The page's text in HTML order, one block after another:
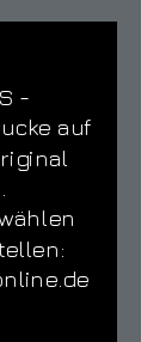
-
auf